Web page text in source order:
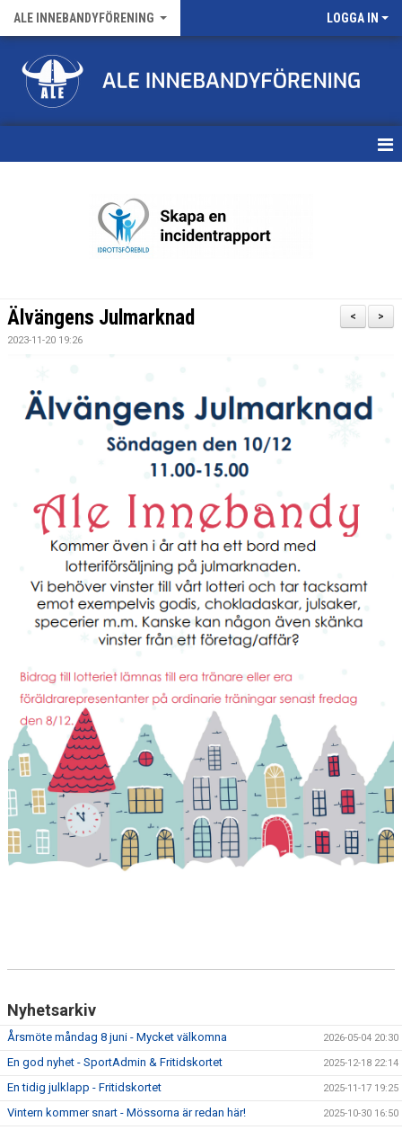
ALE INNEBANDYFÖRENING LOGGA IN
FÖRENINGENS MATCHER
NYHETSARKIV
>
<
Älvängens Julmarknad
2023-11-20 19:26
Nyhetsarkiv
Årsmöte måndag 8 juni - Mycket välkomna 2026-05-04 20:30
En god nyhet - SportAdmin & Fritidskortet 2025-12-18 22:14
En tidig julklapp - Fritidskortet 2025-11-17 19:25
Vintern kommer snart - Mössorna är redan här! 2025-10-30 16:50